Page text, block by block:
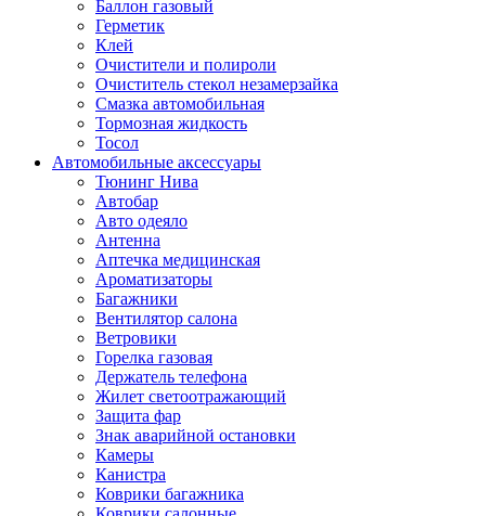
Баллон газовый
Герметик
Клей
Очистители и полироли
Очиститель стекол незамерзайка
Смазка автомобильная
Тормозная жидкость
Тосол
Автомобильные аксессуары
Тюнинг Нива
Автобар
Авто одеяло
Антенна
Аптечка медицинская
Ароматизаторы
Багажники
Вентилятор салона
Ветровики
Горелка газовая
Держатель телефона
Жилет светоотражающий
Защита фар
Знак аварийной остановки
Камеры
Канистра
Коврики багажника